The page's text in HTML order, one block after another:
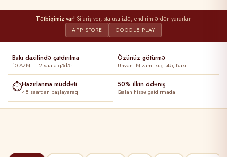
Tətbiqimiz var! Sifariş ver, statusu izlə, endirimlərdən yararlan
APP STORE GOOGLE PLAY
Bakı daxilində çatdırılma
10 AZN — 2 saata qədər
Özünüz götürmə
Ünvan: Nizami küç. 45, Bakı
⏱Hazırlanma müddəti
48 saatdan başlayaraq
50% ilkin ödəniş
Qalan hissə çatdırmada